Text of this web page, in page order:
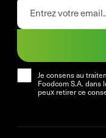
Je consens au
Foodcom S.A. dans
peux retirer ce